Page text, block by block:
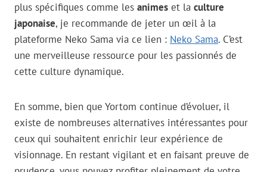
plus spécifiques comme les animes et la culture
japonaise, je recommande de jeter un œil à la
plateforme Neko Sama via ce lien : Neko Sama. C’est
une merveilleuse ressource pour les passionnés de
cette culture dynamique.
En somme, bien que Yortom continue d’évoluer, il
existe de nombreuses alternatives intéressantes pour
ceux qui souhaitent enrichir leur expérience de
visionnage. En restant vigilant et en faisant preuve de